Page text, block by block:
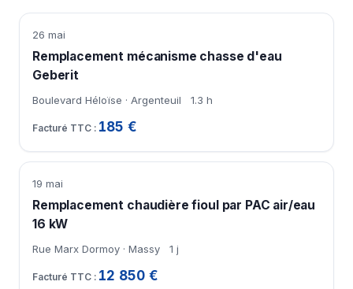
26 mai
Remplacement mécanisme chasse d'eau
Geberit
Boulevard Héloïse · Argenteuil 1.3 h
185 €
19 mai
Remplacement chaudière fioul par PAC air/eau
16 kW
Rue Marx Dormoy · Massy 1 j
12 850 €